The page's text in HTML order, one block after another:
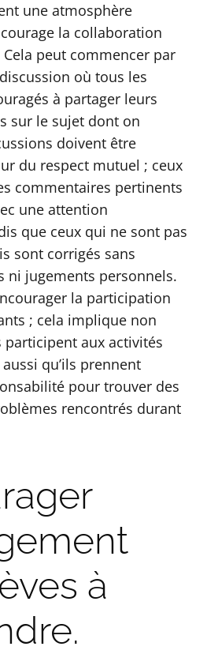
une atmosphère
la collaboration
peut commencer par
où tous les
à partager leurs
sur le sujet dont on
doivent être
du respect mutuel ; ceux
commentaires pertinents
une attention
que ceux qui ne sont pas
sont corrigés sans
ni jugements personnels.
la participation
; cela implique non
participent aux activités
qu’ils prennent
pour trouver des
rencontrés durant
à